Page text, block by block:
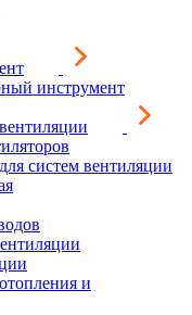
инструмент
систем вентиляции
и